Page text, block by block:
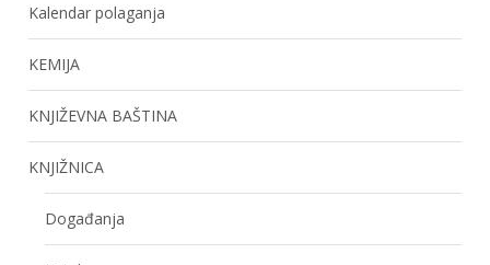
Kalendar polaganja
KEMIJA
KNJIŽEVNA BAŠTINA
KNJIŽNICA
Događanja